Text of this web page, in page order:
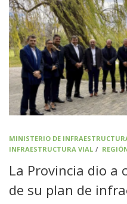
MINISTERIO DE
INFRAESTRUCTURA VIAL /
La Provincia dio a
de su plan de